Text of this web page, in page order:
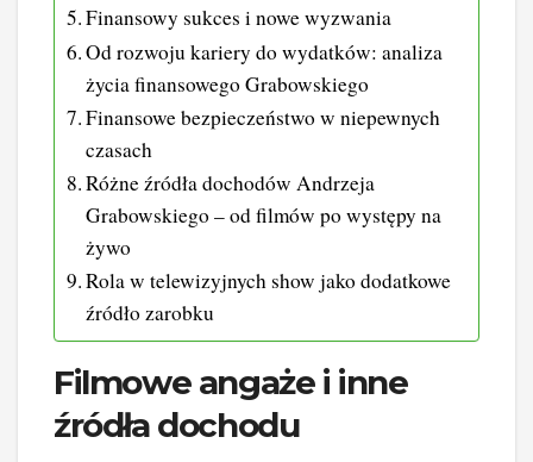
Finansowy sukces i nowe wyzwania
Od rozwoju kariery do wydatków: analiza
życia finansowego Grabowskiego
Finansowe bezpieczeństwo w niepewnych
czasach
Różne źródła dochodów Andrzeja
Grabowskiego – od filmów po występy na
żywo
Rola w telewizyjnych show jako dodatkowe
źródło zarobku
Filmowe angaże i inne
źródła dochodu